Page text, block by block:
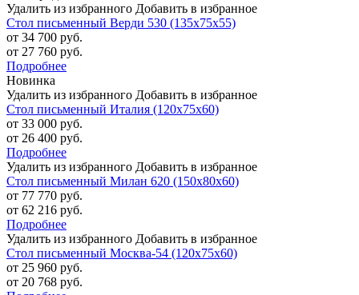
Удалить из избранного Добавить в избранное
Стол письменный Верди 530 (135х75х55)
от 34 700 руб.
от 27 760 руб.
Подробнее
Новинка
Удалить из избранного Добавить в избранное
Стол письменный Италия (120х75х60)
от 33 000 руб.
от 26 400 руб.
Подробнее
Удалить из избранного Добавить в избранное
Стол письменный Милан 620 (150х80х60)
от 77 770 руб.
от 62 216 руб.
Подробнее
Удалить из избранного Добавить в избранное
Стол письменный Москва-54 (120х75х60)
от 25 960 руб.
от 20 768 руб.